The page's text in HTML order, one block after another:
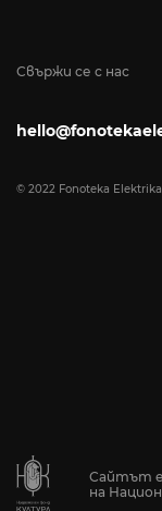
Свържи се с нас
© 2022 Fonoteka Elektrika
Сайтът е
на